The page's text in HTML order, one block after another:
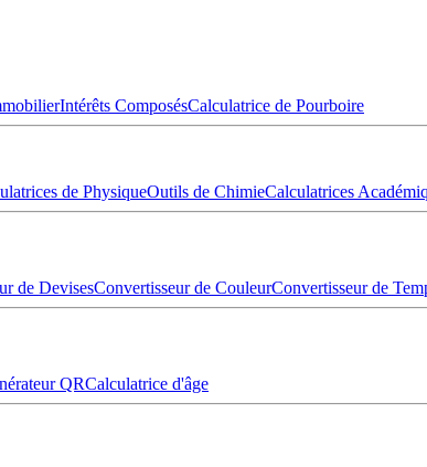
Intérêts ComposésCalculatrice de Pourboire
de PhysiqueOutils de ChimieCalculatrices
de DevisesConvertisseur de CouleurConvertisseur de
QRCalculatrice d'âge